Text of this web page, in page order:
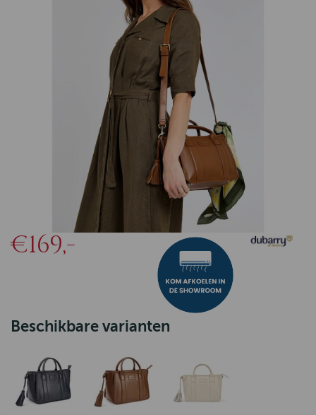
€169,-
Beschikbare varianten